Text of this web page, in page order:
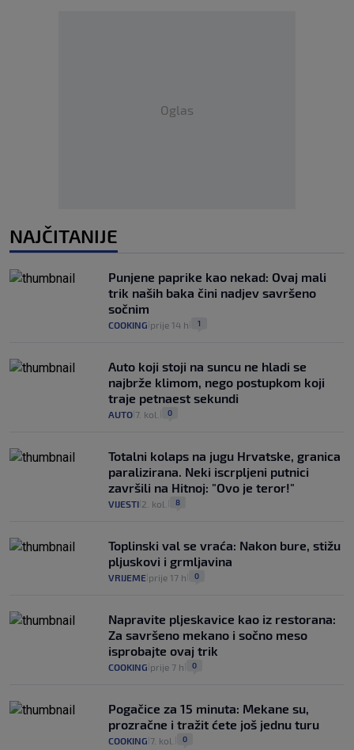
Oglas
NAJČITANIJE
Punjene paprike kao nekad: Ovaj mali
trik naših baka čini nadjev savršeno
sočnim
COOKING prije 14 h 1
Auto koji stoji na suncu ne hladi se
najbrže klimom, nego postupkom koji
traje petnaest sekundi
AUTO 7. kol. 0
Totalni kolaps na jugu Hrvatske, granica
paralizirana. Neki iscrpljeni putnici
završili na Hitnoj: "Ovo je teror!"
VIJESTI 2. kol. 8
Toplinski val se vraća: Nakon bure, stižu
pljuskovi i grmljavina
VRIJEME prije 17 h 0
Napravite pljeskavice kao iz restorana:
Za savršeno mekano i sočno meso
isprobajte ovaj trik
COOKING prije 7 h 0
Pogačice za 15 minuta: Mekane su,
prozračne i tražit ćete još jednu turu
COOKING 7. kol. 0